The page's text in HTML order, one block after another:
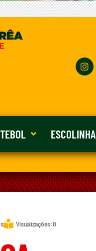
ESCOLINHA
Visualizações: 0